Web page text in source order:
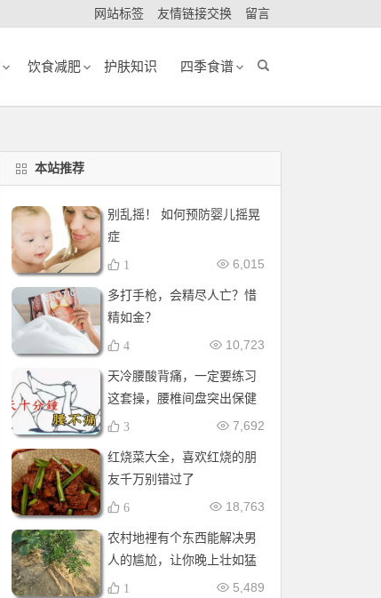
网站标签 友情链接交换 留言
饮食减肥 护肤知识 四季食谱
本站推荐
别乱摇！ 如何预防婴儿摇晃
症
6,015
1
多打手枪，会精尽人亡？惜
精如金？
10,723
4
天冷腰酸背痛，一定要练习
这套操，腰椎间盘突出保健
操，全套收好！每天十分钟
7,692
3
红烧菜大全，喜欢红烧的朋
友千万别错过了
18,763
6
农村地裡有个东西能解决男
人的尴尬，让你晚上壮如猛
牛床受不了
5,489
1